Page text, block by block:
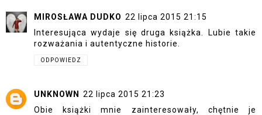
MIROSŁAWA DUDKO 22 lipca 2015 21:15
Interesująca wydaje się druga książka. Lubie takie
rozważania i autentyczne historie.
ODPOWIEDZ
UNKNOWN
22 lipca 2015 21:23
Obie książki mnie zainteresowały, chętnie je